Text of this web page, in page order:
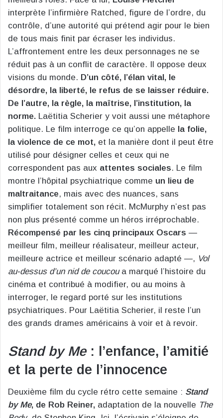
interprète l’infirmière Ratched, figure de l’ordre, du
contrôle, d’une autorité qui prétend agir pour le bien
de tous mais finit par écraser les individus.
L’affrontement entre les deux personnages ne se
réduit pas à un conflit de caractère. Il oppose deux
visions du monde. D’un côté, l’élan vital, le
désordre, la liberté, le refus de se laisser réduire.
De l’autre, la règle, la maîtrise, l’institution, la
norme. Laëtitia Scherier y voit aussi une métaphore
politique. Le film interroge ce qu’on appelle la folie,
la violence de ce mot, et la manière dont il peut être
utilisé pour désigner celles et ceux qui ne
correspondent pas aux attentes sociales. Le film
montre l’hôpital psychiatrique comme un lieu de
maltraitance, mais avec des nuances, sans
simplifier totalement son récit. McMurphy n’est pas
non plus présenté comme un héros irréprochable.
Récompensé par les cinq principaux Oscars —
meilleur film, meilleur réalisateur, meilleur acteur,
meilleure actrice et meilleur scénario adapté —, Vol
au-dessus d’un nid de coucoua marqué l’histoire du
cinéma et contribué à modifier, ou au moins à
interroger, le regard porté sur les institutions
psychiatriques. Pour Laëtitia Scherier, il reste l’un
des grands drames américains à voir et à revoir.
Stand by Me: l’enfance, l’amitié
et la perte de l’innocence
Deuxième film du cycle rétro cette semaine : Stand
by Me, de Rob Reiner, adaptation de la nouvelle The